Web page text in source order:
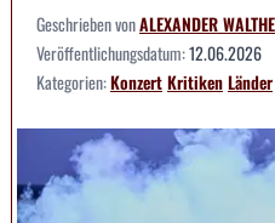
Geschrieben vonALEXANDER
Veröffentlichungsdatum:12.06.2026
Kategorien:KonzertKritikenLänder